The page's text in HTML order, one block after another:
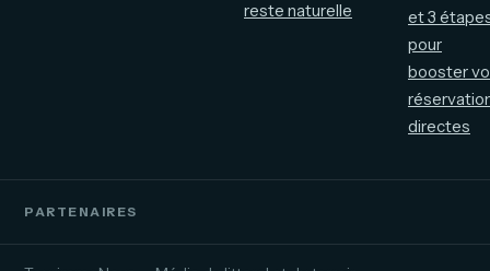
reste naturelle
et 3
pour
booster
directes
PARTENAIRES